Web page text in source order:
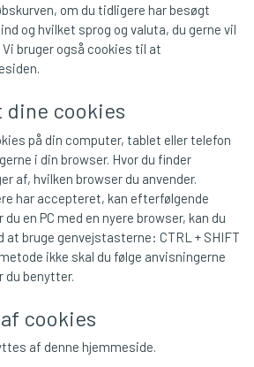
om du tidligere har besøgt
og hvilket sprog og valuta, du gerne vil
bruger også cookies til at
dine cookies
på din computer, tablet eller telefon
i din browser. Hvor du finder
af, hvilken browser du anvender.
har accepteret, kan efterfølgende
en PC med en nyere browser, kan du
at bruge genvejstasterne: CTRL + SHIFT
ikke skal du følge anvisningerne
du benytter.
cookies
af denne hjemmeside.